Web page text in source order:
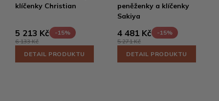
klíčenky Christian
5 213 Kč
-15%
6 133 Kč
DETAIL PRODUKTU
peněženky a klíčenky
Sakiya
4 481 Kč
-15%
5 271 Kč
DETAIL PRODUKTU